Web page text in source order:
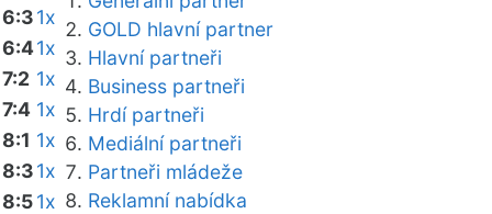
GOLD hlavní partner
Hlavní partneři
Business partneři
Hrdí partneři
Mediální partneři
Partneři mládeže
Reklamní nabídka
6:31x
6:41x
7:2 1x
7:4 1x
8:1 1x
8:31x
8:51x